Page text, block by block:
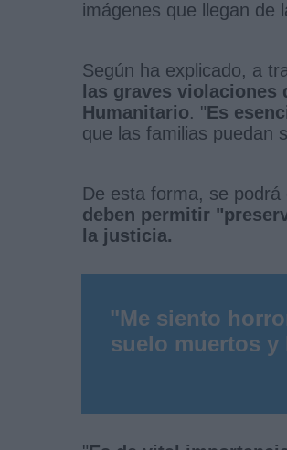
imágenes que llegan de
Según ha explicado, a
las graves violaciones
Humanitario. "Es
que las familias puedan
De esta forma, se
deben permitir
la justicia.
"Me siento
suelo muertos y